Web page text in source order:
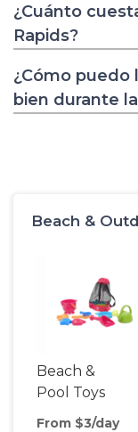
¿Cuánto
Rapids?
¿Cómo puedo
bien durante
Beach &
Beach &
Pool Toys
From $3/day